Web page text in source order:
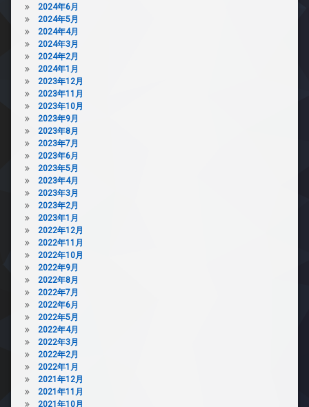
2024年6月
2024年5月
2024年4月
2024年3月
2024年2月
2024年1月
2023年12月
2023年11月
2023年10月
2023年9月
2023年8月
2023年7月
2023年6月
2023年5月
2023年4月
2023年3月
2023年2月
2023年1月
2022年12月
2022年11月
2022年10月
2022年9月
2022年8月
2022年7月
2022年6月
2022年5月
2022年4月
2022年3月
2022年2月
2022年1月
2021年12月
2021年11月
2021年10月